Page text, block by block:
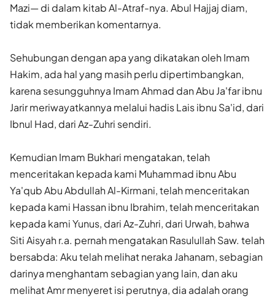
Mazi— di dalam kitab Al-Atraf-nya. Abul Hajjaj diam,
tidak memberikan komentarnya.
Sehubungan dengan apa yang dikatakan oleh Imam
Hakim, ada hal yang masih perlu dipertimbangkan,
karena sesungguhnya Imam Ahmad dan Abu Ja'far ibnu
Jarir meriwayatkannya melalui hadis Lais ibnu Sa'id, dari
Ibnul Had, dari Az-Zuhri sendiri.
Kemudian Imam Bukhari mengatakan, telah
menceritakan kepada kami Muhammad ibnu Abu
Ya'qub Abu Abdullah Al-Kirmani, telah menceritakan
kepada kami Hassan ibnu Ibrahim, telah menceritakan
kepada kami Yunus, dari Az-Zuhri, dari Urwah, bahwa
Siti Aisyah r.a. pernah mengatakan Rasulullah Saw. telah
bersabda: Aku telah melihat neraka Jahanam, sebagian
darinya menghantam sebagian yang lain, dan aku
melihat Amr menyeret isi perutnya, dia adalah orang